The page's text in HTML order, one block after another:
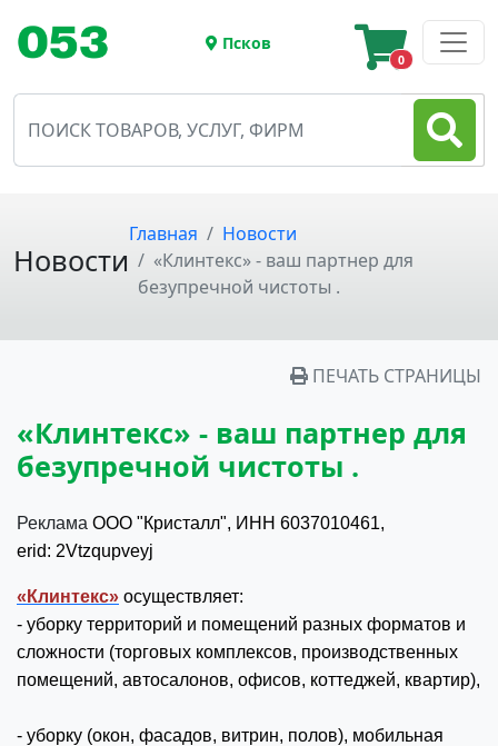
Псков
0
Новости
Главная
Новости
«Клинтекс» - ваш партнер для
безупречной чистоты .
ПЕЧАТЬ СТРАНИЦЫ
«Клинтекс» - ваш партнер для
безупречной чистоты .
Реклама ООО "Кристалл", ИНН 6037010461,
erid: 2Vtzqupveyj
«Клинтекс» осуществляет:
- уборку территорий и помещений разных форматов и
сложности (торговых комплексов, производственных
помещений, автосалонов, офисов, коттеджей, квартир),
- уборку (окон, фасадов, витрин, полов), мобильная